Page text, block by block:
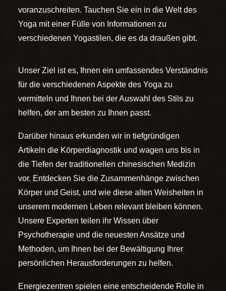
voranzuschreiten. Tauchen Sie ein in die Welt des
Yoga mit einer Fülle von Informationen zu
verschiedenen Yogastilen, die es da draußen gibt.
Unser Ziel ist es, Ihnen ein umfassendes Verständnis
für die verschiedenen Aspekte des Yoga zu
vermitteln und Ihnen bei der Auswahl des Stils zu
helfen, der am besten zu Ihnen passt.
Darüber hinaus erkunden wir in tiefgründigen
Artikeln die Körperdiagnostik und wagen uns bis in
die Tiefen der traditionellen chinesischen Medizin
vor. Entdecken Sie die Zusammenhänge zwischen
Körper und Geist, und wie diese alten Weisheiten in
unserem modernen Leben relevant bleiben können.
Unsere Experten teilen ihr Wissen über
Psychotherapie und die neuesten Ansätze und
Methoden, um Ihnen bei der Bewältigung Ihrer
persönlichen Herausforderungen zu helfen.
Energiezentren spielen eine entscheidende Rolle in